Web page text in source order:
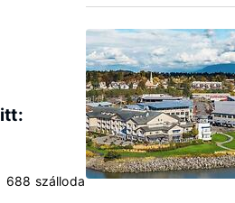
688 szálloda